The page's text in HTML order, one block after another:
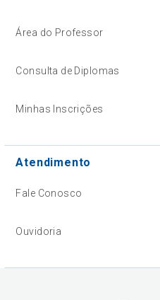
Área do Professor
Consulta de Diplomas
Minhas Inscrições
Atendimento
Fale Conosco
Ouvidoria